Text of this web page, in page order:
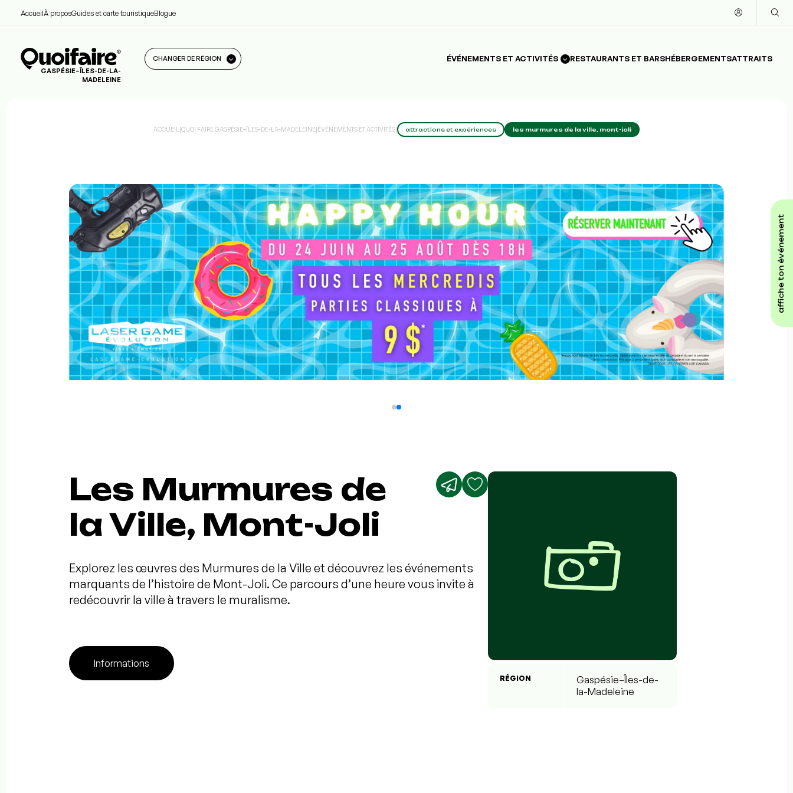
AccueilÀ proposGuides et carte touristiqueBlogue
GASPÉSIE–ÎLES-DE-LA-
MADELEINE
CHANGER DE RÉGION ÉVÉNEMENTS ET ACTIVITÉS RESTAURANTS ET BARSHÉBERGEMENTSATTRAITS
affiche ton événement
ACCUEIL |QUOI FAIRE GASPÉSIE–ÎLES-DE-LA-MADELEINE|ÉVÉNEMENTS ET ACTIVITÉS| attractions et expériences les murmures de la ville, mont-joli
Les Murmures de
la Ville, Mont-Joli
Explorez les œuvres des Murmures de la Ville et découvrez les événements
marquants de l’histoire de Mont-Joli. Ce parcours d’une heure vous invite à
redécouvrir la ville à travers le muralisme.
Informations
RÉGION
Gaspésie–Îles-de-
la-Madeleine